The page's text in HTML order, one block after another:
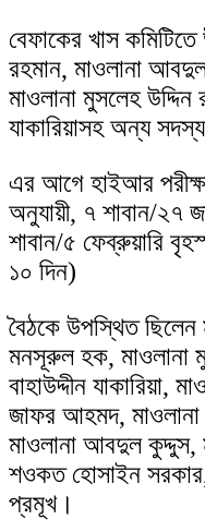
বেফাকের খাস
রহমান, মাওলানা
মাওলানা মুসলেহ উদ্দিন
যাকারিয়াসহ অন্য
এর আগে হাইআর
অনুযায়ী, ৭ শাবান/২৭
শাবান/৫ ফেব্রুয়ারি
১০ দিন)
বৈঠকে উপস্থিত ছিলেন
মনসূরুল হক, মাওলানা
বাহাউদ্দীন যাকারিয়া,
জাফর আহমদ, মাওলানা
মাওলানা আবদুল কুদ্দুস,
শওকত হোসাইন সরকার,
প্রমূখ।